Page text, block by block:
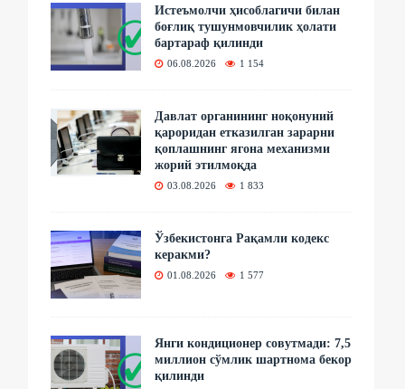
Истеъмолчи ҳисоблагичи билан
боғлиқ тушунмовчилик ҳолати
бартараф қилинди
06.08.2026 1 154
Давлат органининг ноқонуний
қароридан етказилган зарарни
қоплашнинг ягона механизми
жорий этилмоқда
03.08.2026 1 833
Ўзбекистонга Рақамли кодекс
керакми?
01.08.2026 1 577
Янги кондиционер совутмади: 7,5
миллион сўмлик шартнома бекор
қилинди